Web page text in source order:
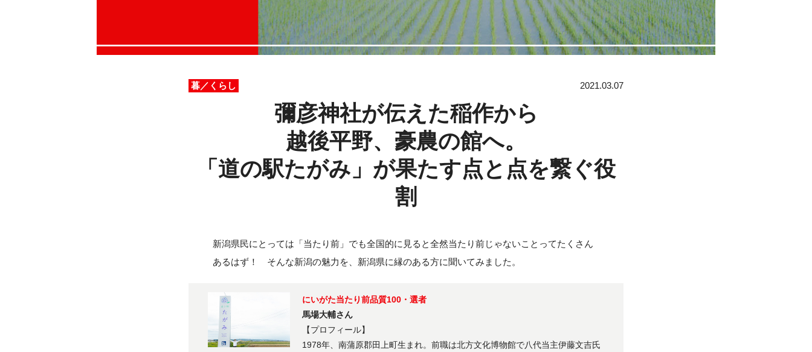
暮／くらし 2021.03.07
彌彦神社が伝えた稲作から
越後平野、豪農の館へ。
「道の駅たがみ」が果たす点と 点を繋ぐ役
割
新潟県民にとっては「当たり前」でも全国的に見ると全然当たり前じゃないことってたくさん
あるはず！ そんな新潟の魅力を、新潟県に縁のある方に聞いてみました。
にいがた当たり前品質100・選者
馬場大輔さん
【プロフィール】
1978年、南蒲原郡田上町生まれ。前職は北方文化博物館で八代当主伊藤文吉氏